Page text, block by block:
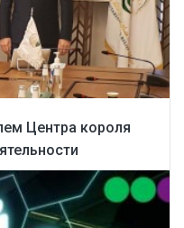
Центра короля